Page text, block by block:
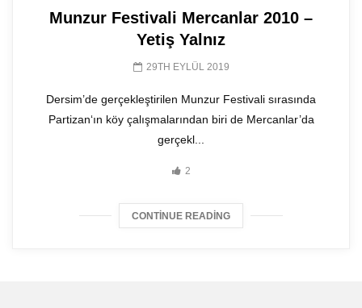
Munzur Festivali Mercanlar 2010 –
Yetiş Yalnız
29TH EYLÜL 2019
Dersim’de gerçekleştirilen Munzur Festivali sırasında
Partizan‘ın köy çalışmalarından biri de Mercanlar’da
gerçekl...
2
CONTINUE READING